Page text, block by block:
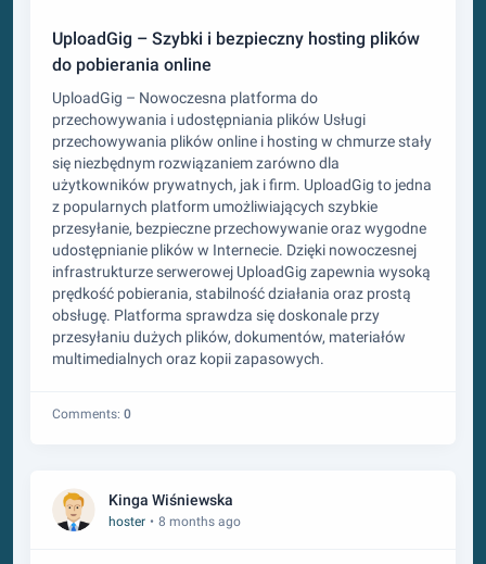
UploadGig – Szybki i bezpieczny hosting plików
do pobierania online
UploadGig – Nowoczesna platforma do
przechowywania i udostępniania plików Usługi
przechowywania plików online i hosting w chmurze stały
się niezbędnym rozwiązaniem zarówno dla
użytkowników prywatnych, jak i firm. UploadGig to jedna
z popularnych platform umożliwiających szybkie
przesyłanie, bezpieczne przechowywanie oraz wygodne
udostępnianie plików w Internecie. Dzięki nowoczesnej
infrastrukturze serwerowej UploadGig zapewnia wysoką
prędkość pobierania, stabilność działania oraz prostą
obsługę. Platforma sprawdza się doskonale przy
przesyłaniu dużych plików, dokumentów, materiałów
multimedialnych oraz kopii zapasowych.
Comments: 0
Kinga Wiśniewska
hoster • 8 months ago